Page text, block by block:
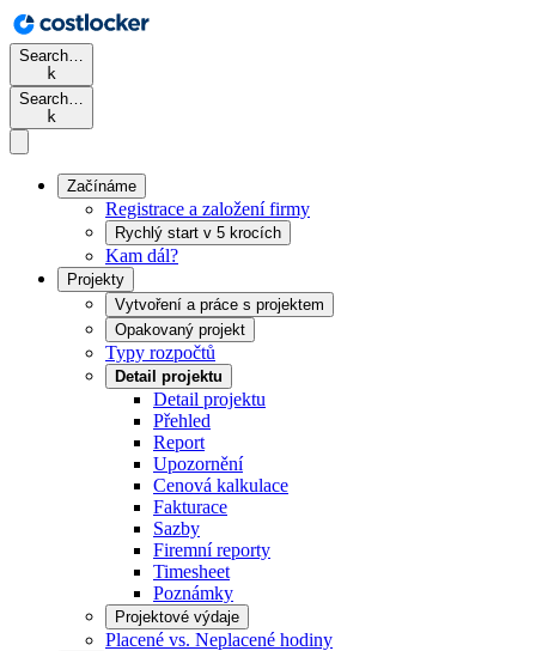
Search…
k
Search…
k
Začínáme
Registrace a založení firmy
Rychlý start v 5 krocích
Kam dál?
Projekty
Vytvoření a práce s projektem
Opakovaný projekt
Typy rozpočtů
Detail projektu
Detail projektu
Přehled
Report
Upozornění
Cenová kalkulace
Fakturace
Sazby
Firemní reporty
Timesheet
Poznámky
Projektové výdaje
Placené vs. Neplacené hodiny